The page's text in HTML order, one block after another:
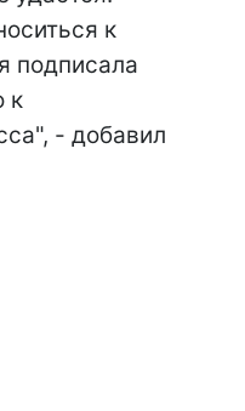
к
подписала
к
- добавил